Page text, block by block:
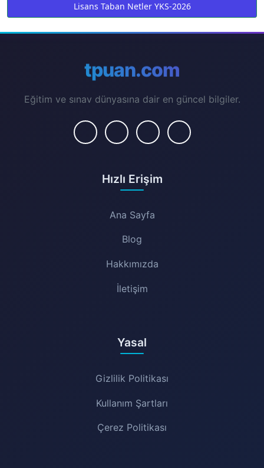
Lisans Taban Netler YKS-2026
tpuan.com
Eğitim ve sınav dünyasına dair en güncel bilgiler.
Hızlı Erişim
Ana Sayfa
Blog
Hakkımızda
İletişim
Yasal
Gizlilik Politikası
Kullanım Şartları
Çerez Politikası